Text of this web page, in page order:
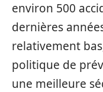
environ 500
dernières
relativement
politique de
une meilleure